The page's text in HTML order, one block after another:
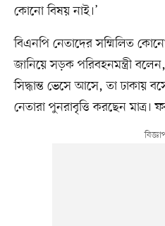
কোনো বিষয় নাই।’
বিএনপি নেতাদের সম্মিলিত
জানিয়ে সড়ক পরিবহনমন্ত্রী
সিদ্ধান্ত ভেসে আসে, তা ঢাকায়
নেতারা পুনরাবৃত্তি করছেন মাত্র।